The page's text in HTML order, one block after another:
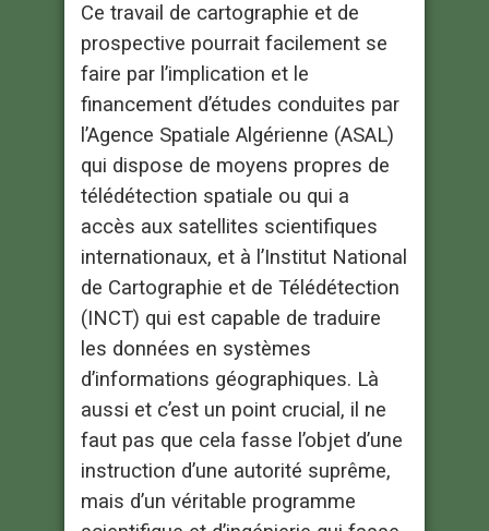
Ce travail de cartographie et de
prospective pourrait facilement se
faire par l’implication et le
financement d’études conduites par
l’Agence Spatiale Algérienne (ASAL)
qui dispose de moyens propres de
télédétection spatiale ou qui a
accès aux satellites scientifiques
internationaux, et à l’Institut National
de Cartographie et de Télédétection
(INCT) qui est capable de traduire
les données en systèmes
d’informations géographiques. Là
aussi et c’est un point crucial, il ne
faut pas que cela fasse l’objet d’une
instruction d’une autorité suprême,
mais d’un véritable programme